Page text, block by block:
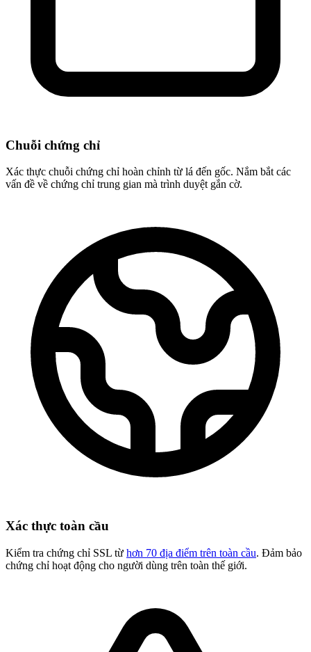
Chuỗi chứng chỉ
Xác thực chuỗi chứng chỉ hoàn chỉnh từ lá đến gốc. Nắm bắt các
vấn đề về chứng chỉ trung gian mà trình duyệt gắn cờ.
Xác thực toàn cầu
Kiểm tra chứng chỉ SSL từ hơn 70 địa điểm trên toàn cầu. Đảm bảo
chứng chỉ hoạt động cho người dùng trên toàn thế giới.